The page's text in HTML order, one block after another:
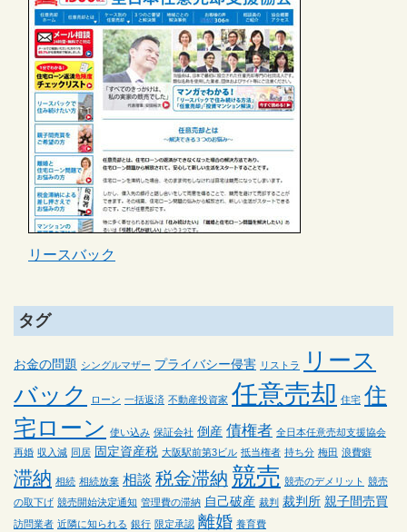
リースバック
タグ
お金の問題 シングルマザー プライバシー侵害 リストラ
リース
バック
ローン 一括返済 不動産投資家 任意売却 住宅 住
宅ローン 使い込み 保証会社 倒産 債権者 全日本任意売却支援協会
再婚 収入減 同居 固定資産税 大阪駅前第3ビル 抵当権者 持ち分 梅田 浪費癖
滞納 相続 相続放棄 相談 税金滞納 競売 競売のデメリット 競売
の取下げ 競売開始決定通知 管理費の滞納 自己破産 裁判 裁判所 親子間売買
訪問業者 近隣に知られる 銀行 限定承認 離婚 養育費